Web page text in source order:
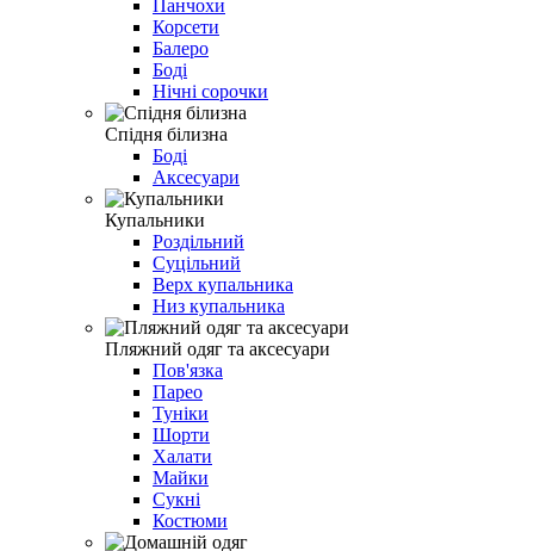
Панчохи
Корсети
Балеро
Боді
Нічні сорочки
Спідня білизна
Боді
Аксесуари
Купальники
Роздільний
Суцільний
Верх купальника
Низ купальника
Пляжний одяг та аксесуари
Пов'язка
Парео
Туніки
Шорти
Халати
Майки
Сукні
Костюми